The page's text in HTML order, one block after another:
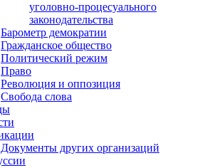
уголовно-процесуального
законодательства
Барометр демократии
Гражданское общество
Политический режим
Право
Революция и оппозиция
Свобода слова
Документы других организаций